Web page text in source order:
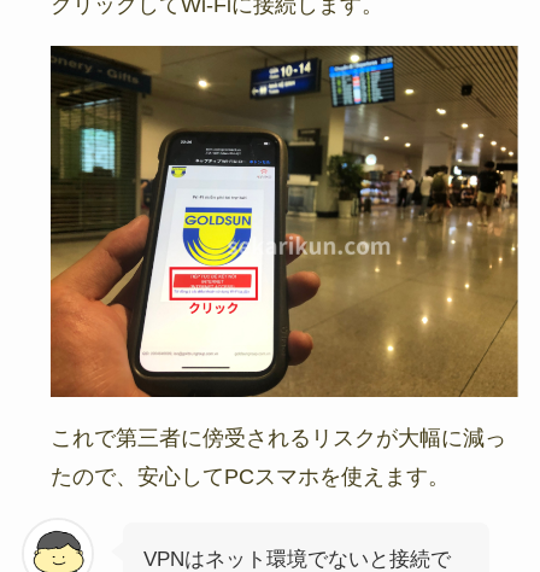
クリックしてWi-Fiに接続します。
これで第三者に傍受されるリスクが大幅に減っ
たので、安心してPCスマホを使えます。
VPNはネット環境でないと接続で